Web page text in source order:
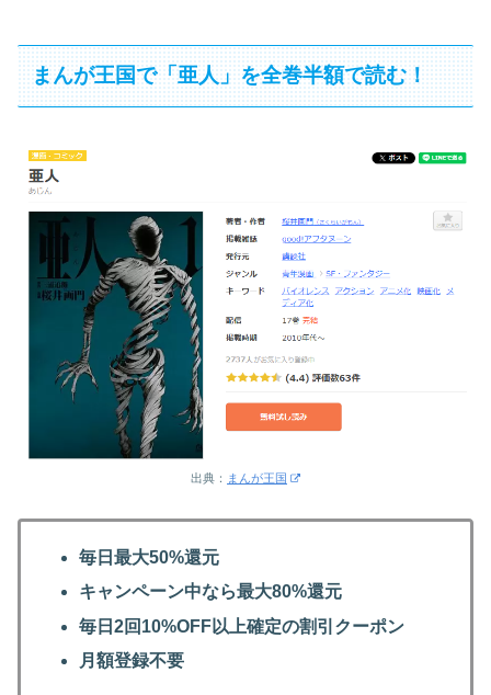
まんが王国で「亜人」を全巻半額で読む！
出典： まんが王国
毎日最大50%還元
キャンペーン中なら最大80%還元
毎日2回10%OFF以上確定の割引クーポン
月額登録不要